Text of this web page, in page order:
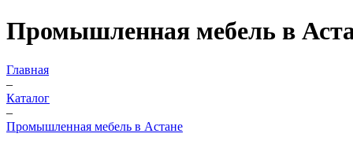
Промышленная мебель в
Главная
–
Каталог
–
Промышленная мебель в Астане